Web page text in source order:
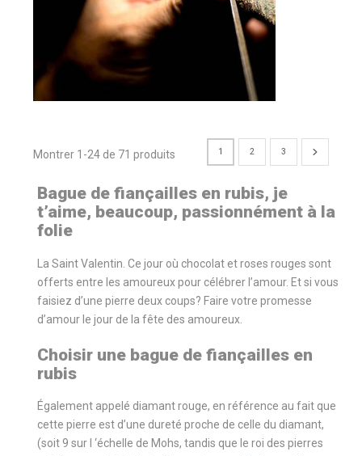
Montrer 1-24 de 71 produits 1 2 3
Bague de fiançailles en rubis, je
t’aime, beaucoup, passionnément à la
folie
La Saint Valentin. Ce jour où chocolat et roses rouges sont
offerts entre les amoureux pour célébrer l’amour. Et si vous
faisiez d’une pierre deux coups? Faire votre promesse
d’amour le jour de la fête des amoureux.
Choisir une bague de fiançailles en
rubis
Également appelé diamant rouge, en référence au fait que
cette pierre est d’une dureté proche de celle du diamant,
(soit 9 sur l ‘échelle de Mohs, tandis que le roi des pierres